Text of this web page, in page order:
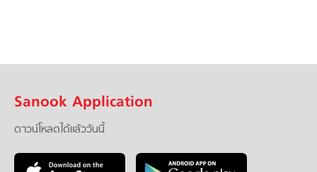
Sanook Application
ดาวน์โหลดได้แล้ววันนี้